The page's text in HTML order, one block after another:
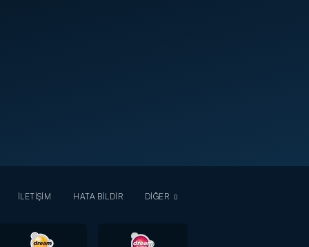
İLETİŞİM HATA BİLDİR DİĞER